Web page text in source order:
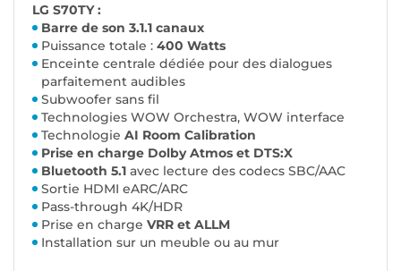
LG S70TY :
Barre de son 3.1.1 canaux
Puissance totale : 400 Watts
Enceinte centrale dédiée pour des dialogues
parfaitement audibles
Subwoofer sans fil
Technologies WOW Orchestra, WOW interface
Technologie AI Room Calibration
Prise en charge Dolby Atmos et DTS:X
Bluetooth 5.1 avec lecture des codecs SBC/AAC
Sortie HDMI eARC/ARC
Pass-through 4K/HDR
Prise en charge VRR et ALLM
Installation sur un meuble ou au mur